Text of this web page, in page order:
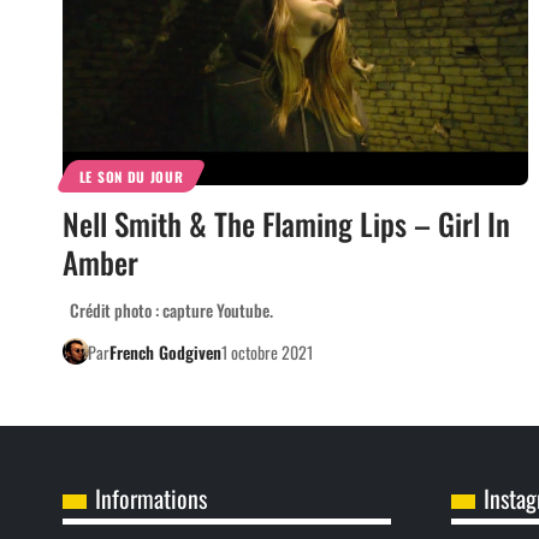
LE SON DU JOUR
Nell Smith & The Flaming Lips – Girl In
Amber
Crédit photo : capture Youtube.
ParFrench Godgiven1 octobre 2021
Informations